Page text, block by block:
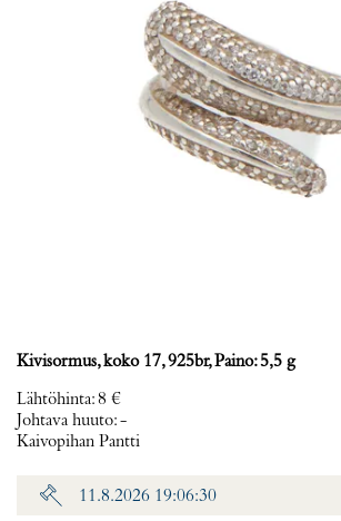
Kivisormus, koko 17, 925br, Paino: 5,5 g
Lähtöhinta:8 €
Johtava huuto:-
Kaivopihan Pantti
11.8.2026 19:06:30